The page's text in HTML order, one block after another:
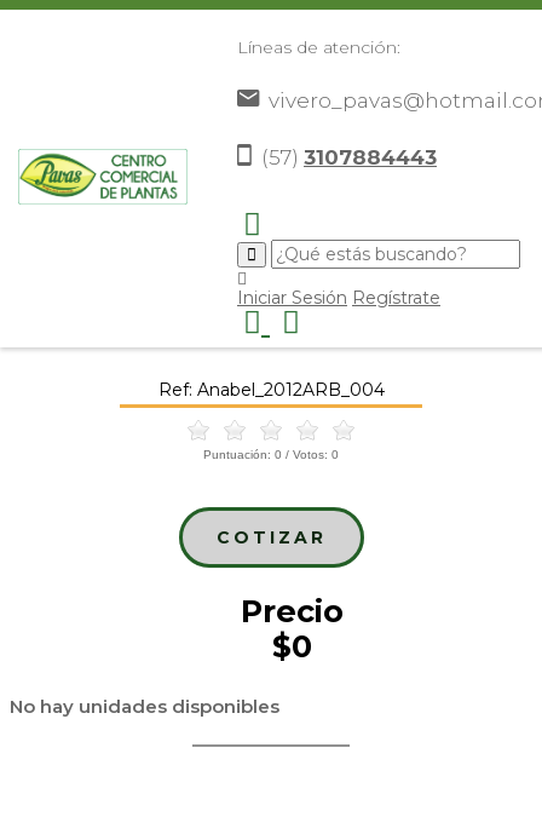
Líneas de atención:
(57) 3107884443
Iniciar Sesión Regístrate
Árboles Ornamentales>Anabel>
Anabel
Ref: Anabel_2012ARB_004
Puntuación: 0 / Votos: 0
COTIZAR
Precio
$0
No hay unidades disponibles